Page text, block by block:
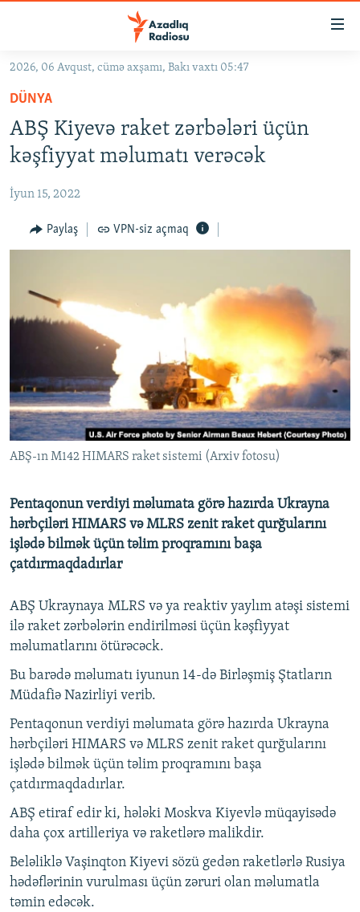
Əsas
qayıt
Əsas
naviqasiyaya
qayıt
Axtarışa
keç
KORRUPSIOMETR
#ƏSLINDƏ
FƏRQƏ BAX
QANUNI DOĞRU
MULTIMEDIA
VIDEO
FOTOQALEREYA
İNFOQRAFIKA
KARIKATURA
RADIO ARXIV
AZƏRBAYCAN ƏDƏBIYYATI KITABXANASI
İSLAM VƏ DEMOKRATIYA
İZ - MƏDƏNIYYƏT PROQRAMI
HAQQIMIZDA
MISSIYAMIZ
PEŞƏ ETIKASI VƏ JURNALISTIKA STANDARTLARIMIZ
MATERIALLARIMIZDAN ISTIFADƏ
AZADLIQRADIOSU MOBIL TELEFONUNUZDA
XƏBƏR BÜLLETENLƏRIMIZ
BIZI IZLƏ
RFE/RL-in bütün saytları
2026, 06 Avqust, cümə axşamı, Bakı vaxtı 05:47
DÜNYA
ABŞ Kiyevə raket zərbələri üçün
kəşfiyyat məlumatı verəcək
İyun 15, 2022
Paylaş VPN-siz açmaq
ABŞ-ın M142 HIMARS raket sistemi (Arxiv fotosu)
Pentaqonun verdiyi məlumata görə hazırda Ukrayna
hərbçiləri HIMARS və MLRS zenit raket qurğularını
işlədə bilmək üçün təlim proqramını başa
çatdırmaqdadırlar
ABŞ Ukraynaya MLRS və ya reaktiv yaylım atəşi sistemi
ilə raket zərbələrin endirilməsi üçün kəşfiyyat
məlumatlarını ötürəcəck.
Bu barədə məlumatı iyunun 14-də Birləşmiş Ştatların
Müdafiə Nazirliyi verib.
Pentaqonun verdiyi məlumata görə hazırda Ukrayna
hərbçiləri HIMARS və MLRS zenit raket qurğularını
işlədə bilmək üçün təlim proqramını başa
çatdırmaqdadırlar.
ABŞ etiraf edir ki, hələki Moskva Kiyevlə müqayisədə
daha çox artilleriya və raketlərə malikdir.
Beləliklə Vaşinqton Kiyevi sözü gedən raketlərlə Rusiya
hədəflərinin vurulması üçün zəruri olan məlumatla
təmin edəcək.